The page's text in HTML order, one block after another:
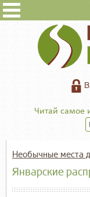
Читай
Необычные места
Январские